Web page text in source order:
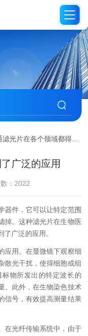
光片在各个领域都得到了广泛的应用
广泛的应用
：2022
件，它可以让特定范围
掉。这种滤光片在生物医
广泛的应用。
用。在显微镜下观察细
散光干扰，使得细胞或组
物所发出的特定波长的
。此外，在生物染色技术
信号，有效提高测量结果
光纤传输系统中，由于